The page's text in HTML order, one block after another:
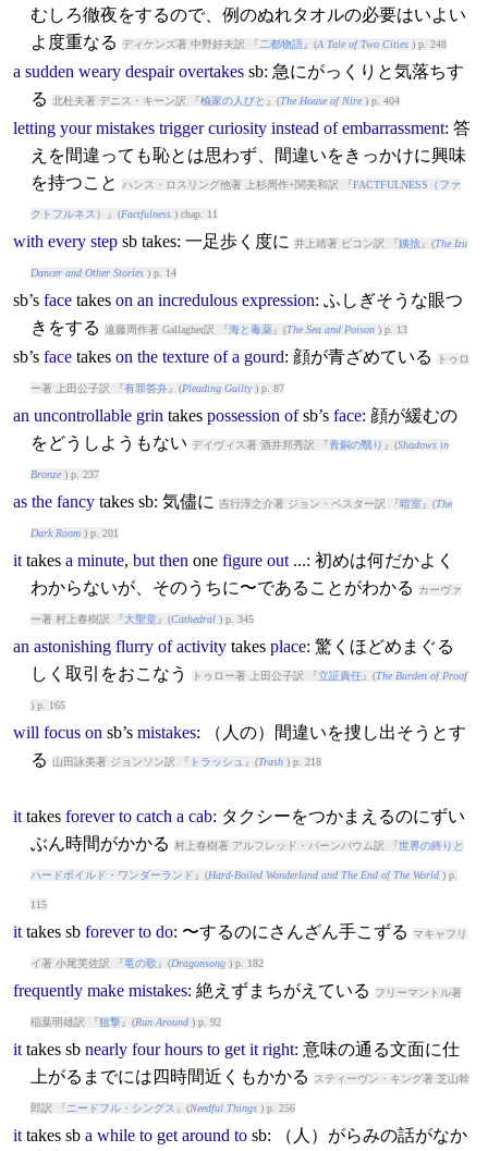
むしろ徹夜をするので、例のぬれタオルの必要はいよい
よ度重なる
ディケンズ著 中野好夫訳 『二都物語』(A Tale of Two Cities) p. 248
a sudden weary despair overtakessb: 急にがっくりと気落ちす
る 北杜夫著 デニス・キーン訳 『楡家の人びと 』(The House of Nire) p. 404
letting your mistakes trigger curiosity instead of embarrassment: 答
えを間違っても恥とは思わず、間違いをきっかけに興味
を持つこと
ハンス・ロスリング他著 上杉周作+関美和訳 『FACTFULNESS（ファ
クトフルネス） 』(Factfulness) chap. 11
with every stepsb takes: 一足歩く度に 井上靖著 ピコン訳 『姨捨』(The Izu
Dancer and Other Stories) p. 14
sb’s face takes on an incredulous expression: ふしぎそうな眼つ
きをする 遠藤周作著 Gallagher訳 『海と毒薬』(The Sea and Poison) p. 13
sb’s face takes on the texture of a gourd: 顔が青ざめている トゥロ
ー著 上田公子訳 『有罪答弁』(Pleading Guilty) p. 87
an uncontrollable grin takes possession ofsb’s face: 顔が緩むの
をどうしようもない デイヴィス著 酒井邦秀訳 『青銅の翳り 』(Shadows in
Bronze) p. 237
as the fancy takessb: 気儘に 吉行淳之介著 ジョン・ベスター訳 『暗室』(The
Dark Room) p. 201
it takes a minute, but then one figure out...: 初めは何だかよく
わからないが、そのうちに〜であることがわかる
カーヴァ
ー著 村上春樹訳 『大聖堂』(Cathedral) p. 345
an astonishing flurry of activity takes place: 驚くほどめまぐる
しく取引をおこなう
トゥロー著 上田公子訳 『立証責任』(The Burden of Proof
) p. 165
will focus on sb’s mistakes: （人の）間違いを捜し出そうとす
る
山田詠美著 ジョンソン訳 『 トラッシュ 』(Trash) p. 218
it takes forever to catch a cab: タクシーをつかまえるのにずい
ぶん時間がかかる 村上春樹著 アルフレッド・バーンバウム訳 『世界の終りと
ハードボイルド・ワンダーランド 』(Hard-Boiled Wonderland and The End of The World) p.
115
it takessb forever to do: 〜するのにさんざん手こずる マキャフリ
イ著 小尾芙佐訳 『竜の歌 』(Dragonsong) p. 182
frequently make mistakes: 絶えずまちがえている フリーマントル著
稲葉明雄訳 『狙撃』(Run Around) p. 92
it takessb nearly four hours to get it right: 意味の通る文面に仕
上がるまでには四時間近くもかかる
スティーヴン・キング著 芝山幹
郎訳 『 ニードフル・シングス 』(Needful Things) p. 256
it takessb a while to get around tosb: （人）がらみの話がなか